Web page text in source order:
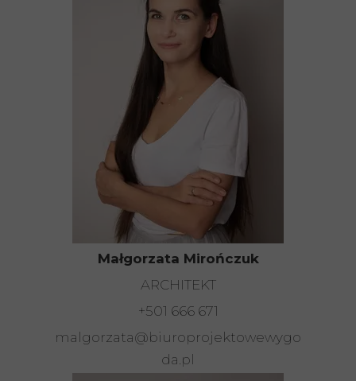
Małgorzata Mirończuk
ARCHITEKT
+501 666 671
malgorzata@biuroprojektowewygo
da.pl